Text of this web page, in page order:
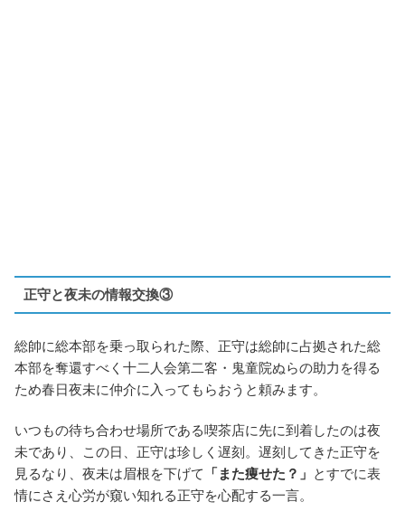
正守と夜未の情報交換③
総帥に総本部を乗っ取られた際、正守は総帥に占拠された総
本部を奪還すべく十二人会第二客・鬼童院ぬらの助力を得る
ため春日夜未に仲介に入ってもらおうと頼みます。
いつもの待ち合わせ場所である喫茶店に先に到着したのは夜
未であり、この日、正守は珍しく遅刻。遅刻してきた正守を
見るなり、夜未は眉根を下げて
「また痩せた？」 とすでに表
情にさえ心労が窺い知れる正守を心配する一言。